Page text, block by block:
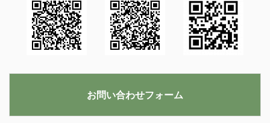
お問い合わせフォーム